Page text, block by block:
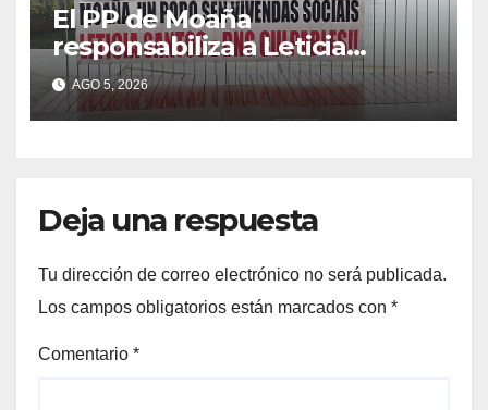
El PP de Moaña
responsabiliza a Leticia
Santos de poner en riesgo la
construcción de viviendas
sociales de As Raíñas
AGO 5, 2026
Deja una respuesta
Tu dirección de correo electrónico no será publicada.
Los campos obligatorios están marcados con *
Comentario *